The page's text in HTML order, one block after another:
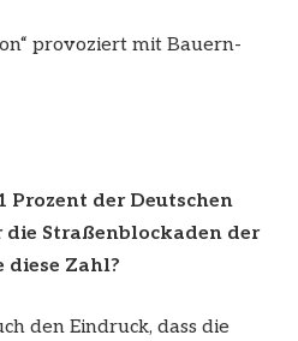
provoziert mit Bauern-
Prozent der Deutschen
Straßenblockaden der
diese Zahl?
den Eindruck, dass die